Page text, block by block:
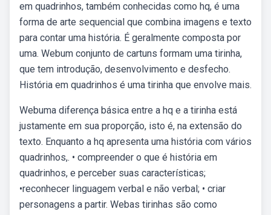
em quadrinhos, também conhecidas como hq, é uma
forma de arte sequencial que combina imagens e texto
para contar uma história. É geralmente composta por
uma. Webum conjunto de cartuns formam uma tirinha,
que tem introdução, desenvolvimento e desfecho.
História em quadrinhos é uma tirinha que envolve mais.
Webuma diferença básica entre a hq e a tirinha está
justamente em sua proporção, isto é, na extensão do
texto. Enquanto a hq apresenta uma história com vários
quadrinhos,. • compreender o que é história em
quadrinhos, e perceber suas características;
•reconhecer linguagem verbal e não verbal; • criar
personagens a partir. Webas tirinhas são como